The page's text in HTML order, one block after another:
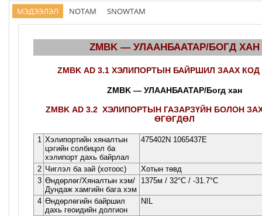
МЭДЭЭЛЭЛ NOTAM SNOWTAM